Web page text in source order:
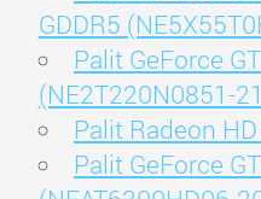
GDDR5
Palit GeForce
(NE2T220N0851-
Palit Radeon
Palit GeForce